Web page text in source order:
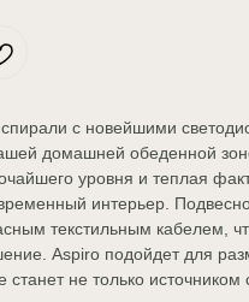
с новейшими
домашней обеденной
уровня и теплая
интерьер.
текстильным кабелем,
Aspiro подойдет для
не только